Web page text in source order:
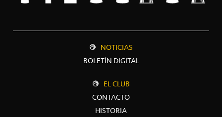
NOTICIAS
BOLETÍN DIGITAL
EL CLUB
CONTACTO
HISTORIA